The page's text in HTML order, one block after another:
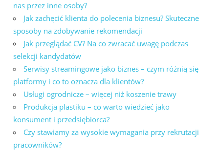
nas przez inne osoby?
Jak zachęcić klienta do polecenia biznesu? Skuteczne
sposoby na zdobywanie rekomendacji
Jak przeglądać CV? Na co zwracać uwagę podczas
selekcji kandydatów
Serwisy streamingowe jako biznes – czym różnią się
platformy i co to oznacza dla klientów?
Usługi ogrodnicze – więcej niż koszenie trawy
Produkcja plastiku – co warto wiedzieć jako
konsument i przedsiębiorca?
Czy stawiamy za wysokie wymagania przy rekrutacji
pracowników?